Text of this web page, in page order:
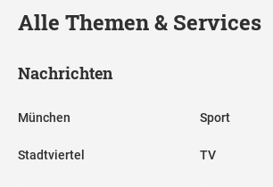
Alle Themen & Services
Nachrichten
München
Stadtviertel
Sport
TV